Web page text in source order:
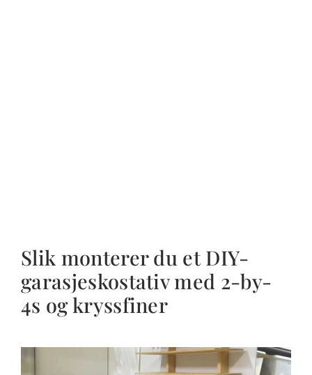
Slik monterer du et DIY-
garasjeskostativ med 2-by-
4s og kryssfiner